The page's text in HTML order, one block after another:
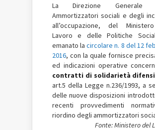
La Direzione Generale
Ammortizzatori sociali e degli
all’occupazione, del
Lavoro e delle Politiche
emanato lacircolare n. 8 del 12
2016, con la quale fornisce
ed indicazioni operative
contratti di solidarietà
art.5 della Legge n.236/1993, a
delle nuove disposizioni
recenti provvedimenti
riordino degli ammortizzatori
Fonte: Ministero del